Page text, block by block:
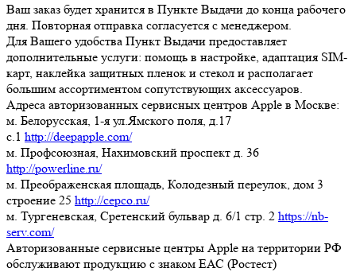
Ваш заказ будет хранится в Пункте Выдачи до конца рабочего
дня. Повторная отправка согласуется с менеджером.
Для Вашего удобства Пункт Выдачи предоставляет
дополнительные услуги: помощь в настройке, адаптация SIM-
карт, наклейка защитных пленок и стекол и располагает
большим ассортиментом сопутствующих аксессуаров.
Адреса авторизованных сервисных центров Apple в Москве:
м. Белорусская, 1-я ул.Ямского поля, д.17
c.1 http://deepapple.com/
м. Профсоюзная, Нахимовский проспект д. 36
http://powerline.ru/
м. Преображенская площадь, Колодезный переулок, дом 3
строение 25 http://cepco.ru/
м. Тургеневская, Сретенский бульвар д. 6/1 стр. 2 https://nb-
serv.com/
Авторизованные сервисные центры Apple на территории РФ
обслуживают продукцию с знаком ЕАС (Ростест)